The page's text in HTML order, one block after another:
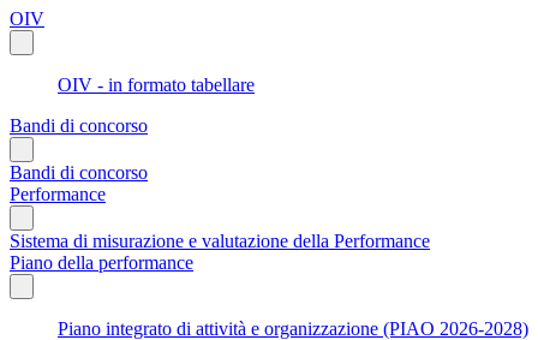
OIV
OIV - in formato tabellare
Bandi di concorso
Bandi di concorso
Performance
Sistema di misurazione e valutazione della Performance
Piano della performance
Piano integrato di attività e organizzazione (PIAO 2026-2028)